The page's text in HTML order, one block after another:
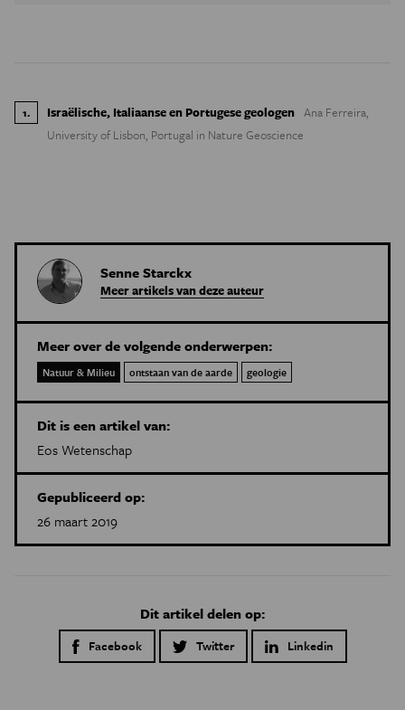
1. Israëlische, Italiaanse en Portugese geologen Ana Ferreira,
University of Lisbon, Portugal in Nature Geoscience
Senne Starckx
Meer artikels van deze auteur
Meer over de volgende onderwerpen:
Natuur & Milieu ontstaan van de aarde geologie
Dit is een artikel van:
Eos Wetenschap
Gepubliceerd op:
26 maart 2019
Dit artikel delen op:
Facebook Twitter Linkedin